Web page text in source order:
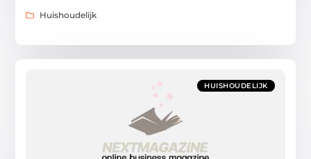
Huishoudelijk
HUISHOUDELIJK